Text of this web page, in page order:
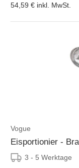
54,59 € inkl. MwSt.
Vogue
Eisportionier -
3 - 5 Werktage